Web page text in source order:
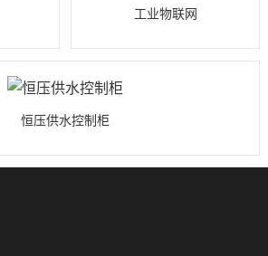
工业物联网
恒压供水控制柜